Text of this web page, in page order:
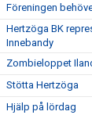
Föreningen
Hertzöga BK
Innebandy
Zombieloppet
Stötta Hertzöga
Hjälp på lördag